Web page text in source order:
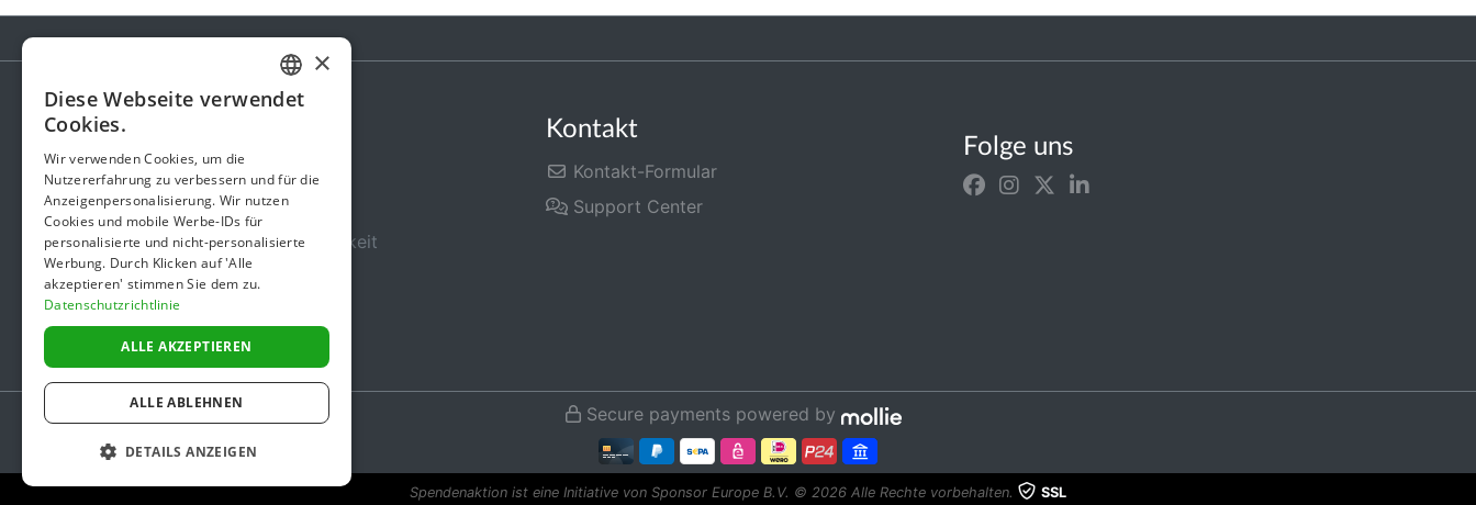
Gebühren
Über uns
Sicherheit und Zuverlässigkeit
Nutzungsbedingungen
Datenschutz
Impressum
Kontakt
Kontakt-Formular
Support Center
Folge uns
Secure payments powered by
Spendenaktion ist eine Initiative von Sponsor Europe B.V. © 2026 Alle Rechte vorbehalten. SSL
GERMAN
×
Diese Webseite verwendet
Cookies.
Wir verwenden Cookies, um die
Nutzererfahrung zu verbessern und für die
Anzeigenpersonalisierung. Wir nutzen
Cookies und mobile Werbe-IDs für
personalisierte und nicht-personalisierte
Werbung. Durch Klicken auf 'Alle
akzeptieren' stimmen Sie dem zu.
Datenschutzrichtlinie
ALLE AKZEPTIEREN
ALLE ABLEHNEN
DETAILS ANZEIGEN